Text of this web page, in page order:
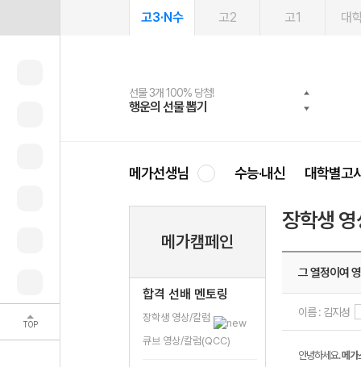
TOP
고3·N수 고2 고1 대
선물 3개 100% 당첨!
행운의 선물 뽑기
선물 100% 증정!
메가스터디 X 올리브
여름방학 스터디 캐시백
메가런 썸머스쿨
2027 러셀 단과
강사 공개선발
스마트러닝앱
설문 EVENT
메가패스
3일 무료 체험권
메가패스 수강생 무료혜택!
메가클럽 멤버십
사회공헌 캠페인
희망이룸 메가나눔
메가선생님 수능·내신 대학별고
메가캠페인
합격 선배 멘토링
장학생 영상/칼럼
큐브 영상/칼럼(QCC)
장학생
그 열정이여
이름 : 김지성
안녕하세요.메가